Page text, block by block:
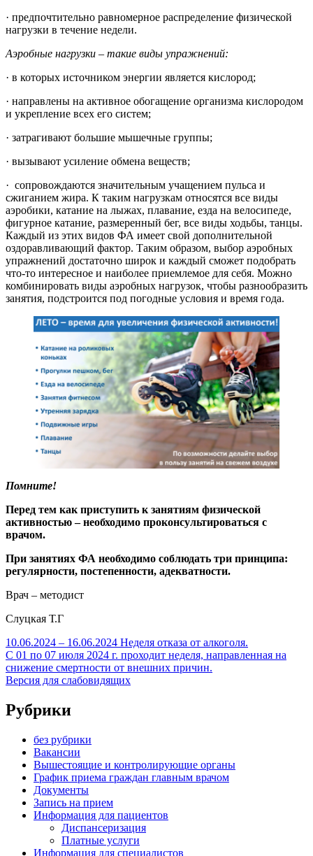
· предпочтительно равномерное распределение физической
нагрузки в течение недели.
Аэробные нагрузки – такие виды упражнений:
· в которых источником энергии является кислород;
· направлены на активное обогащение организма кислородом
и укрепление всех его систем;
· затрагивают большие мышечные группы;
· вызывают усиление обмена веществ;
· сопровождаются значительным учащением пульса и
сжиганием жира. К таким нагрузкам относятся все виды
аэробики, катание на лыжах, плавание, езда на велосипеде,
фигурное катание, размеренный бег, все виды ходьбы, танцы.
Каждый из этих видов ФА имеет свой дополнительной
оздоравливающий фактор. Таким образом, выбор аэробных
упражнений достаточно широк и каждый сможет подобрать
что-то интересное и наиболее приемлемое для себя. Можно
комбинировать виды аэробных нагрузок, чтобы разнообразить
занятия, подстроится под погодные условия и время года.
Помните!
Перед тем как приступить к занятиям физической
активностью – необходимо проконсультироваться с
врачом.
При занятиях ФА необходимо соблюдать три принципа:
регулярности, постепенности, адекватности.
Врач – методист
Слуцкая Т.Г
10.06.2024 – 16.06.2024 Неделя отказа от алкоголя.
С 01 по 07 июля 2024 г. проходит неделя, направленная на
снижение смертности от внешних причин.
Версия для слабовидящих
Рубрики
без рубрики
Вакансии
Вышестоящие и контролирующие органы
График приема граждан главным врачом
Документы
Запись на прием
Информация для пациентов
Диспансеризация
Платные услуги
Информация для специалистов